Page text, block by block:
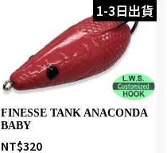
1-3日出貨
FINESSE TANK ANACONDA
BABY
NT$320